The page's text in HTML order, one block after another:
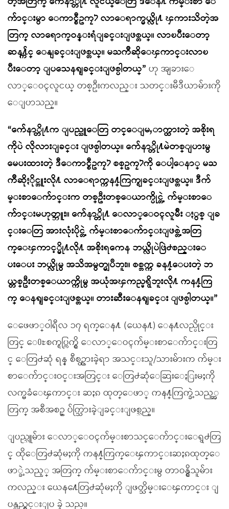
က်ာင္းမွာ ေကာင္စီဥကၠ႒ လာေရာက္မယ္လို႔ ၾကားသိတဲ့အ
တြက္ လာေရာက္ဝန္းရံျခင္းျဖစ္တယ္။ လာၿပီးေတာ့
ဆန႔္က်င္ ေနျခင္းျဖစ္တယ္။ မႀကိဳဆိုေၾကာင္းလာၿ
ပီးေတာ့ ျပသေနရျခင္းျဖစ္ပါတယ္” ဟု အျခားေ
လာ္ေဝၚလူငယ္ တစ္ဦးကလည္း သတင္းမီဒီယာမ်ားကို
ေျပာသည္။
“က်ေနာ္တို႔က ျပည္သူေတြ တင္ေျမႇာက္ထားတဲ့ အစိုးရ
ကိုပဲ လိုလားျခင္း ျဖစ္ပါတယ္။ က်ေနာ္တို႔မဲတစ္ျပားမွ
မေပးထားတဲ့ ဒီေကာင္စီဥကၠ႒ စစ္ဥကၠ႒ကို ေပါ့ေနာ္ မႀ
ကိဳဆိုႏိုင္ဘူးလို႔ လာေရာက္ကန႔္ကြက္ရျခင္းျဖစ္တယ္။ ဒီက်
မ္းစာေက်ာင္းက တစ္ဦးတစ္ေယာက္ပိုင္တဲ့ က်မ္းစာေ
က်ာင္းမဟုတ္ဘူး။ က်ေနာ္တို႔ ေလာ္ေဝၚလူမ်ိဳး ႏွစ္ ျခ
င္းေတြ အားလုံးပိုင္တဲ့ က်မ္းစာေက်ာင္းျဖစ္တဲ့အတြ
က္ေၾကာင့္မို႔လို႔ အစိုးရကေန ဘယ္လိုပဲဖြဲ႕စည္းေ
ပးေပး ဘယ္လိုမွ အသိအမွတ္မျပဳဘူး။ စစ္ဘက္က ခန႔္ေပးတဲ့ ဘ
ယ္တစ္ဦးတစ္ေယာက္ကိုမွ အယုံအၾကည္မရွိဘူးလို႔ ကန႔္ကြ
က္ ေနရျခင္းျဖစ္တယ္။ တားဆီးေနရျခင္း ျဖစ္ပါတယ္။”
ေဖေဖာ္ဝါရီလ ၁၇ ရက္ေန႔ (ယေန႔) ေန႔လည္ပိုင္း
တြင္ ေ႐ႊစက္ရပ္ကြက္ရွိ ေလာ္ေဝၚက်မ္းစာေက်ာင္းတြ
င္ ေတြ႕ဆုံ ရန္ စီစဥ္ထားခဲ့ရာ အသင္းသူ/သားမ်ားက က်မ္း
စာေက်ာင္းဝင္းအတြင္း ေတြ႕ဆုံေဆြးေႏြးမႈကို
လက္မခံေၾကာင္း ဆႏၵ ထုတ္ေဖာ္ ကန႔္ကြက္ခဲ့သည့္အ
တြက္ အစီအစဥ္ ပ်က္သြားခဲ့ျခင္းျဖစ္သည္။
ျပည္သူမ်ား ေလာ္ေဝၚက်မ္းစာသင္ေက်ာင္းေရွ႕တြ
င္ ထိုေတြ႕ဆုံမႈကို ကန႔္ကြက္ေၾကာင္းဆႏၵထုတ္ေ
ဖာ္ခဲ့သည့္ အတြက္ က်မ္းစာေက်ာင္းမွ တာဝန္ရွိသူမ်ား
ကလည္း ယေန႔ေတြ႕ဆုံမႈကို ျဖတ္သိမ္းေၾကာင္း ျ
ပန္လည္ရွင္းျပ ခဲ့ သည္။